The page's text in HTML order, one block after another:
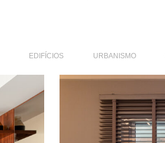
EDIFÍCIOS URBANISMO